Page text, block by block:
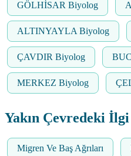
GÖLHİSAR Biyolog
ALTINYAYLA Biyolog
ÇAVDIR Biyolog
MERKEZ Biyolog
Yakın Çevredeki
Migren Ve Baş Ağrıları